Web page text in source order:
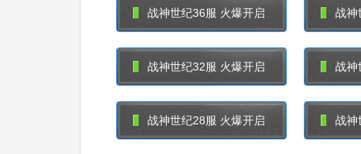
战神世纪36服 火爆开启 战神
战神世纪32服 火爆开启 战神
战神世纪28服 火爆开启 战神